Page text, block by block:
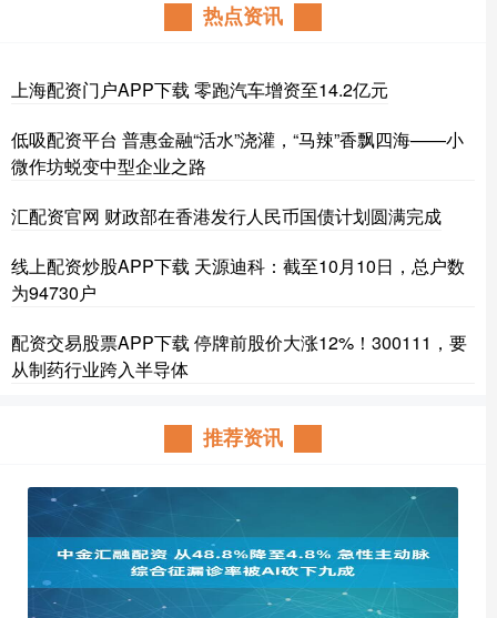
热点资讯
上海配资门户APP下载 零跑汽车增资至14.2亿元
低吸配资平台 普惠金融“活水”浇灌，“马辣”香飘四海——小
微作坊蜕变中型企业之路
汇配资官网 财政部在香港发行人民币国债计划圆满完成
线上配资炒股APP下载 天源迪科：截至10月10日，总户数
为94730户
配资交易股票APP下载 停牌前股价大涨12%！300111，要
从制药行业跨入半导体
推荐资讯